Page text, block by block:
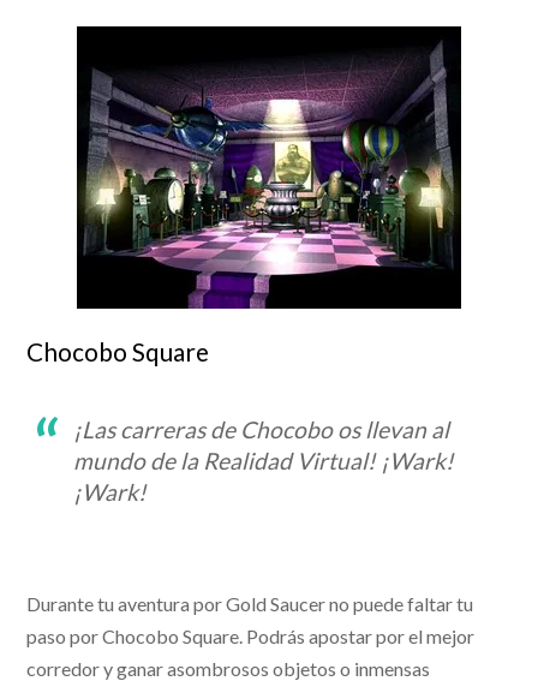
Chocobo Square
¡Las carreras de Chocobo os llevan al
mundo de la Realidad Virtual! ¡Wark!
¡Wark!
Durante tu aventura por Gold Saucer no puede faltar tu
paso por Chocobo Square. Podrás apostar por el mejor
corredor y ganar asombrosos objetos o inmensas